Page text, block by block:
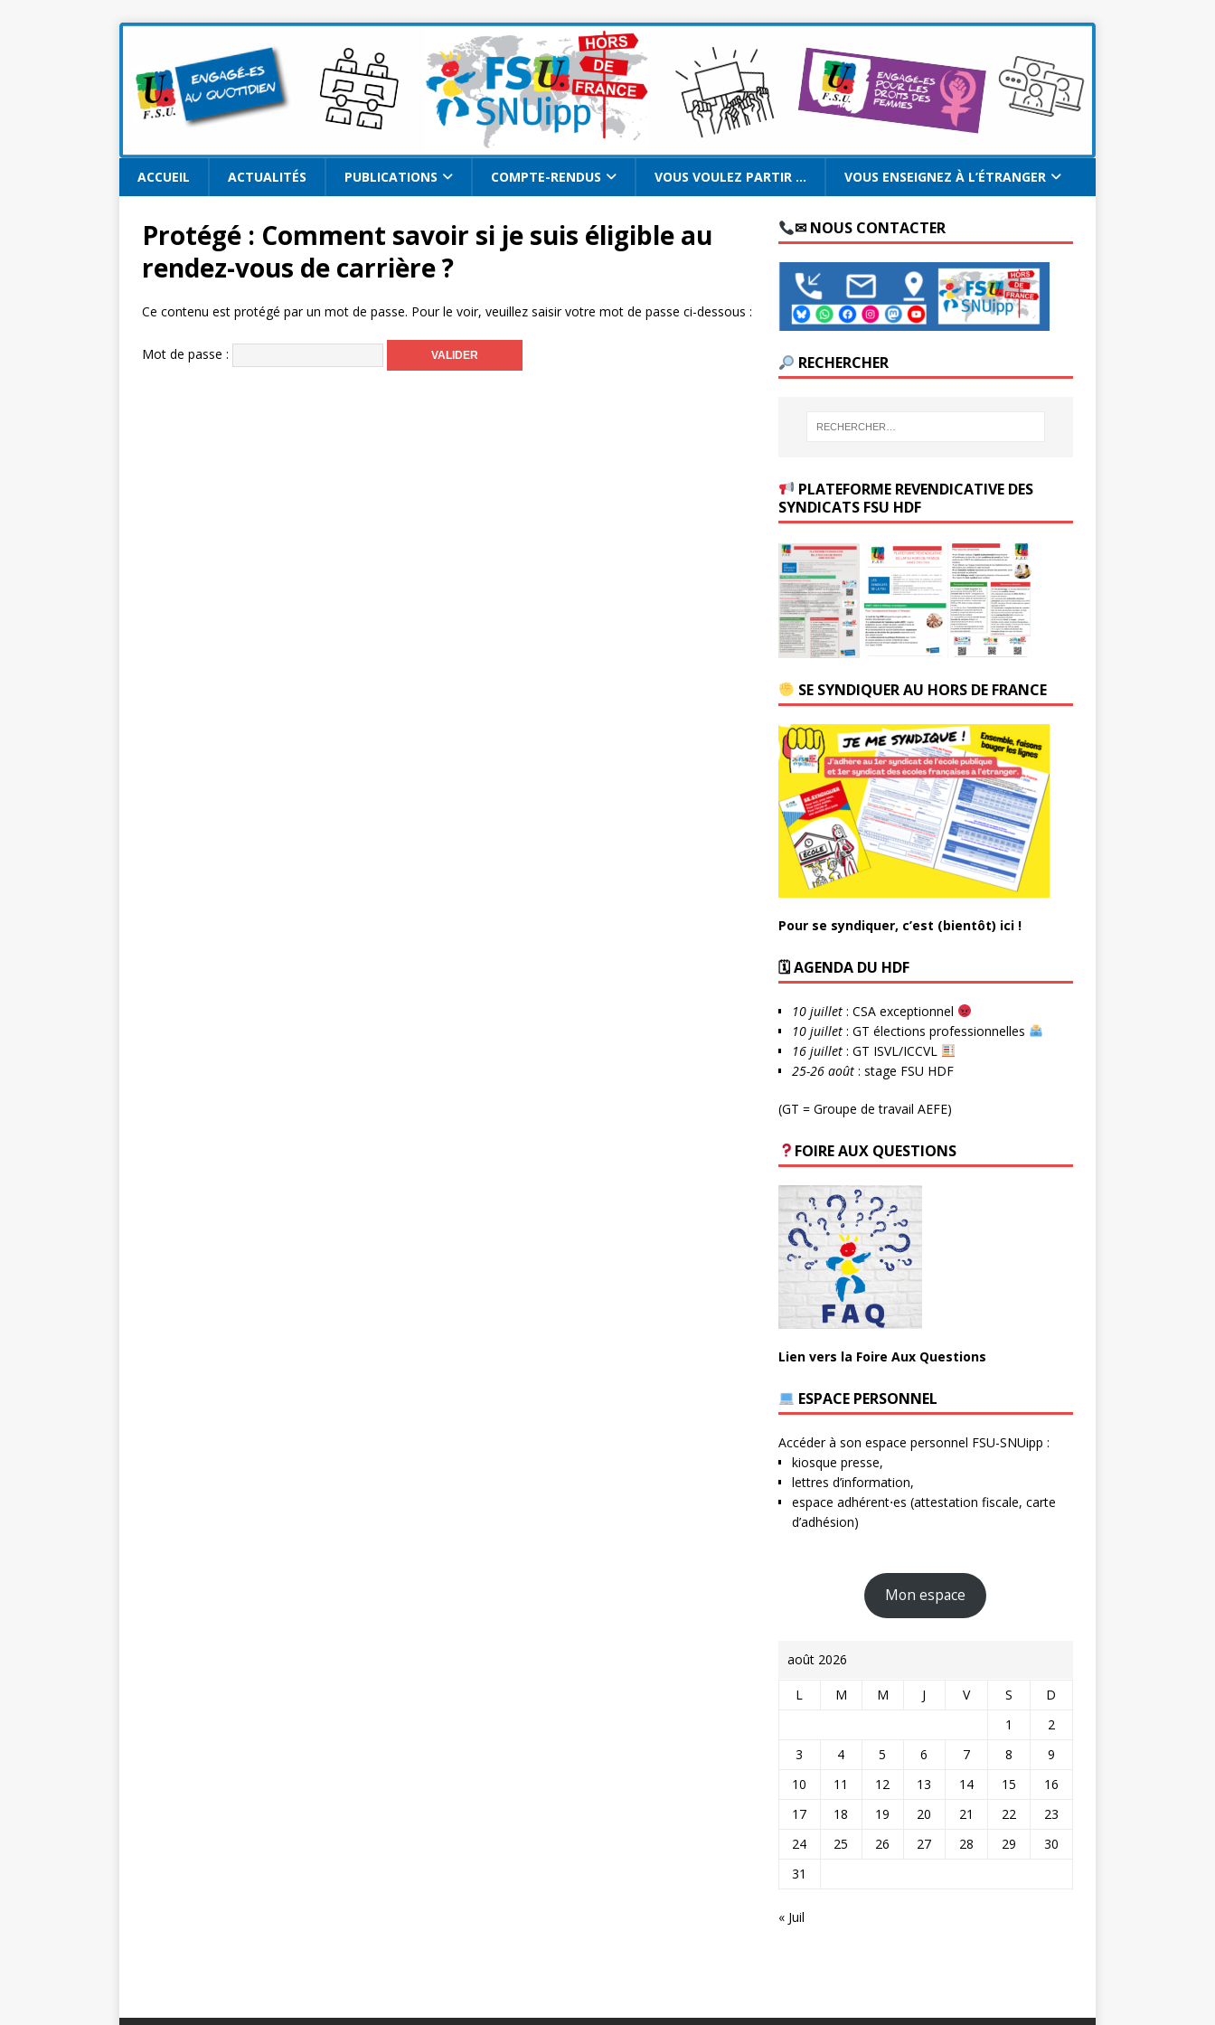
ACCUEIL ACTUALITÉS PUBLICATIONS COMPTE-RENDUS VOUS VOULEZ PARTIR … VOUS ENSEIGNEZ À L’ÉTRANGER
Protégé : Comment savoir si je suis éligible au
rendez-vous de carrière ?
Ce contenu est protégé par un mot de passe. Pour le voir, veuillez saisir votre mot de passe ci-dessous :
Mot de passe :
✉ NOUS CONTACTER
RECHERCHER
PLATEFORME REVENDICATIVE DES
SYNDICATS FSU HDF
SE SYNDIQUER AU HORS DE FRANCE
Pour se syndiquer, c’est (bientôt) ici !
🗓 AGENDA DU HDF
10 juillet: CSA exceptionnel
10 juillet: GT élections professionnelles
16 juillet: GT ISVL/ICCVL
25-26 août: stage FSU HDF
(GT = Groupe de travail AEFE)
FOIRE AUX QUESTIONS
Lien vers la Foire Aux Questions
ESPACE PERSONNEL
Accéder à son espace personnel FSU-SNUipp :
kiosque presse,
lettres d’information,
espace adhérent⋅es (attestation fiscale, carte
d’adhésion)
Mon espace
août 2026
L M M J V S
D
1
2
3
4 5 6 7 8
9
10
11 12 13 14 15
16
17
18 19 20 21 22
23
24
25 26 27 28 29
30
31
« Juil